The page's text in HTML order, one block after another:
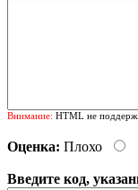
Внимание: HTML не
Оценка: Плохо
Введите код,